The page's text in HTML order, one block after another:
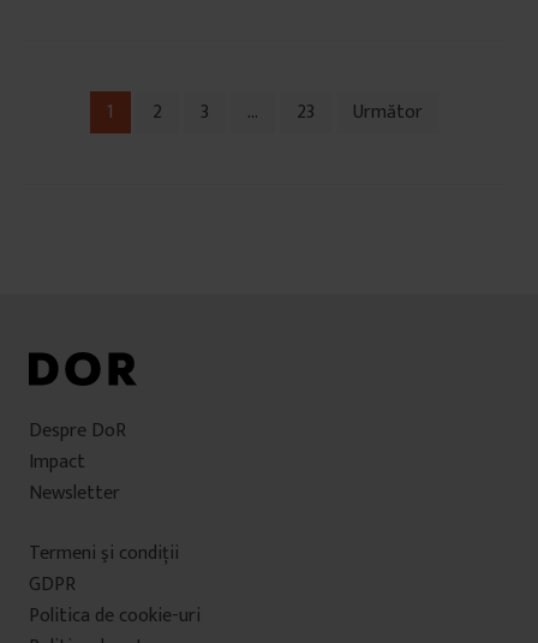
Navigare
1 2 3 … 23 Următor
Despre DoR
Impact
Newsletter
Termeni şi condiţii
GDPR
Politica de cookie-uri